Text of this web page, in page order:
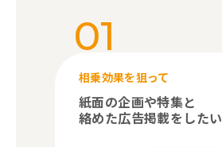
01
相乗効果を狙って
紙面の企画や特集と
絡めた広告掲載をしたい